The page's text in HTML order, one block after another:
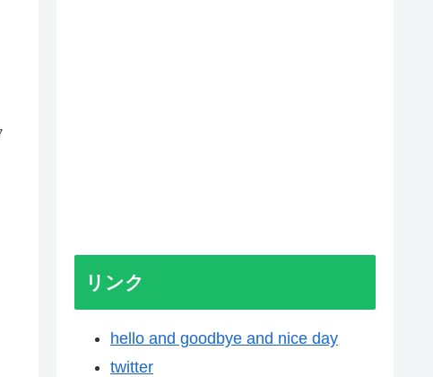
リンク
hello and goodbye and nice day
twitter